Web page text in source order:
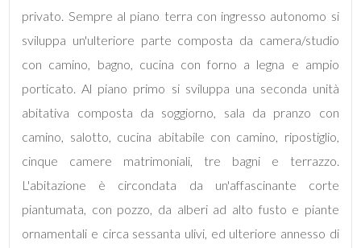
privato. Sempre al piano terra con ingresso autonomo si
sviluppa un'ulteriore parte composta da camera/studio
con camino, bagno, cucina con forno a legna e ampio
porticato. Al piano primo si sviluppa una seconda unità
abitativa composta da soggiorno, sala da pranzo con
camino, salotto, cucina abitabile con camino, ripostiglio,
cinque camere matrimoniali, tre bagni e terrazzo.
L'abitazione è circondata da un'affascinante corte
piantumata, con pozzo, da alberi ad alto fusto e piante
ornamentali e circa sessanta ulivi, ed ulteriore annesso di
Qualsiasi
1
2
3
4